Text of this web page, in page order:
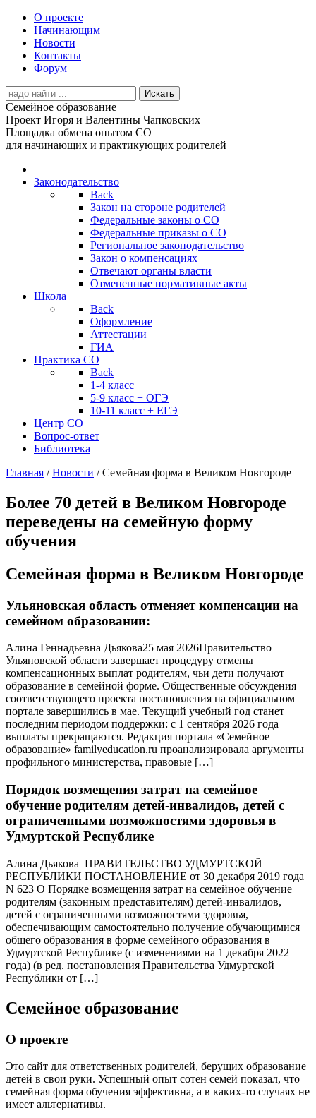
О проекте
Начинающим
Новости
Контакты
Форум
Search
for:
Семейное образование
Проект Игоря и Валентины Чапковских
Площадка обмена опытом СО
для начинающих и практикующих родителей
Законодательство
Back
Закон на стороне родителей
Федеральные законы о СО
Федеральные приказы о СО
Региональное законодательство
Закон о компенсациях
Отвечают органы власти
Отмененные нормативные акты
Школа
Back
Оформление
Аттестации
ГИА
Практика СО
Back
1-4 класс
5-9 класс + ОГЭ
10-11 класс + ЕГЭ
Центр СО
Вопрос-ответ
Библиотека
Главная /Новости /Семейная форма в Великом Новгороде
Более 70 детей в Великом Новгороде
переведены на семейную форму
обучения
Семейная форма в Великом Новгороде
Ульяновская область отменяет компенсации на
семейном образовании:
Алина Геннадьевна Дьякова25 мая 2026Правительство
Ульяновской области завершает процедуру отмены
компенсационных выплат родителям, чьи дети получают
образование в семейной форме. Общественные обсуждения
соответствующего проекта постановления на официальном
портале завершились в мае. Текущий учебный год станет
последним периодом поддержки: с 1 сентября 2026 года
выплаты прекращаются. Редакция портала «Семейное
образование» familyeducation.ru проанализировала аргументы
профильного министерства, правовые […]
Порядок возмещения затрат на семейное
обучение родителям детей-инвалидов, детей с
ограниченными возможностями здоровья в
Удмуртской Республике
Алина Дьякова ПРАВИТЕЛЬСТВО УДМУРТСКОЙ
РЕСПУБЛИКИ ПОСТАНОВЛЕНИЕ от 30 декабря 2019 года
N 623 О Порядке возмещения затрат на семейное обучение
родителям (законным представителям) детей-инвалидов,
детей с ограниченными возможностями здоровья,
обеспечивающим самостоятельно получение обучающимися
общего образования в форме семейного образования в
Удмуртской Республике (с изменениями на 1 декабря 2022
года) (в ред. постановления Правительства Удмуртской
Республики от […]
Семейное образование
О проекте
Это сайт для ответственных родителей, берущих образование
детей в свои руки. Успешный опыт сотен семей показал, что
семейная форма обучения эффективна, а в каких-то случаях не
имеет альтернативы.